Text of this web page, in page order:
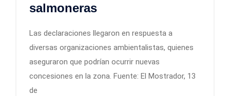
salmoneras
Las declaraciones llegaron en respuesta a
diversas organizaciones ambientalistas, quienes
aseguraron que podrían ocurrir nuevas
concesiones en la zona. Fuente: El Mostrador, 13
de